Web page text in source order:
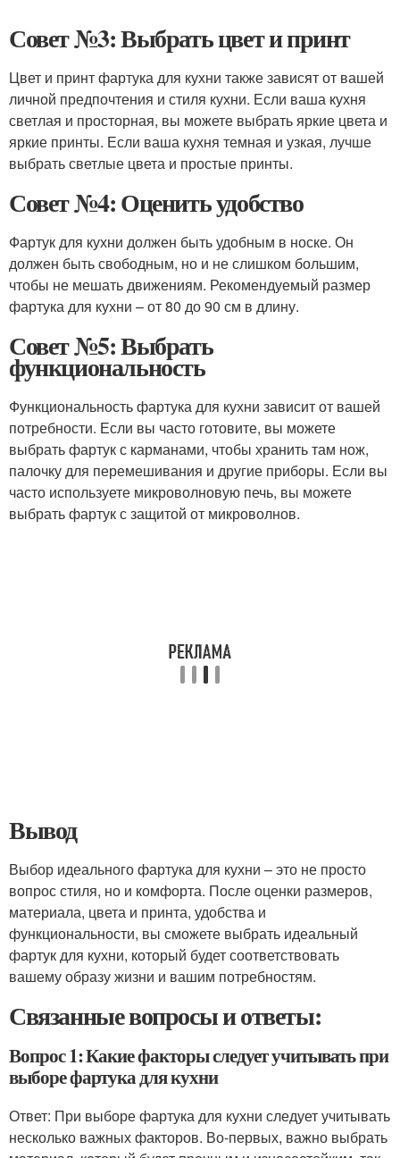
Совет №3: Выбрать цвет и принт
Цвет и принт фартука для кухни также зависят от вашей
личной предпочтения и стиля кухни. Если ваша кухня
светлая и просторная, вы можете выбрать яркие цвета и
яркие принты. Если ваша кухня темная и узкая, лучше
выбрать светлые цвета и простые принты.
Совет №4: Оценить удобство
Фартук для кухни должен быть удобным в носке. Он
должен быть свободным, но и не слишком большим,
чтобы не мешать движениям. Рекомендуемый размер
фартука для кухни – от 80 до 90 см в длину.
Совет №5: Выбрать
функциональность
Функциональность фартука для кухни зависит от вашей
потребности. Если вы часто готовите, вы можете
выбрать фартук с карманами, чтобы хранить там нож,
палочку для перемешивания и другие приборы. Если вы
часто используете микроволновую печь, вы можете
выбрать фартук с защитой от микроволнов.
Вывод
Выбор идеального фартука для кухни – это не просто
вопрос стиля, но и комфорта. После оценки размеров,
материала, цвета и принта, удобства и
функциональности, вы сможете выбрать идеальный
фартук для кухни, который будет соответствовать
вашему образу жизни и вашим потребностям.
Связанные вопросы и ответы:
Вопрос 1: Какие факторы следует учитывать при
выборе фартука для кухни
Ответ: При выборе фартука для кухни следует учитывать
несколько важных факторов. Во-первых, важно выбрать